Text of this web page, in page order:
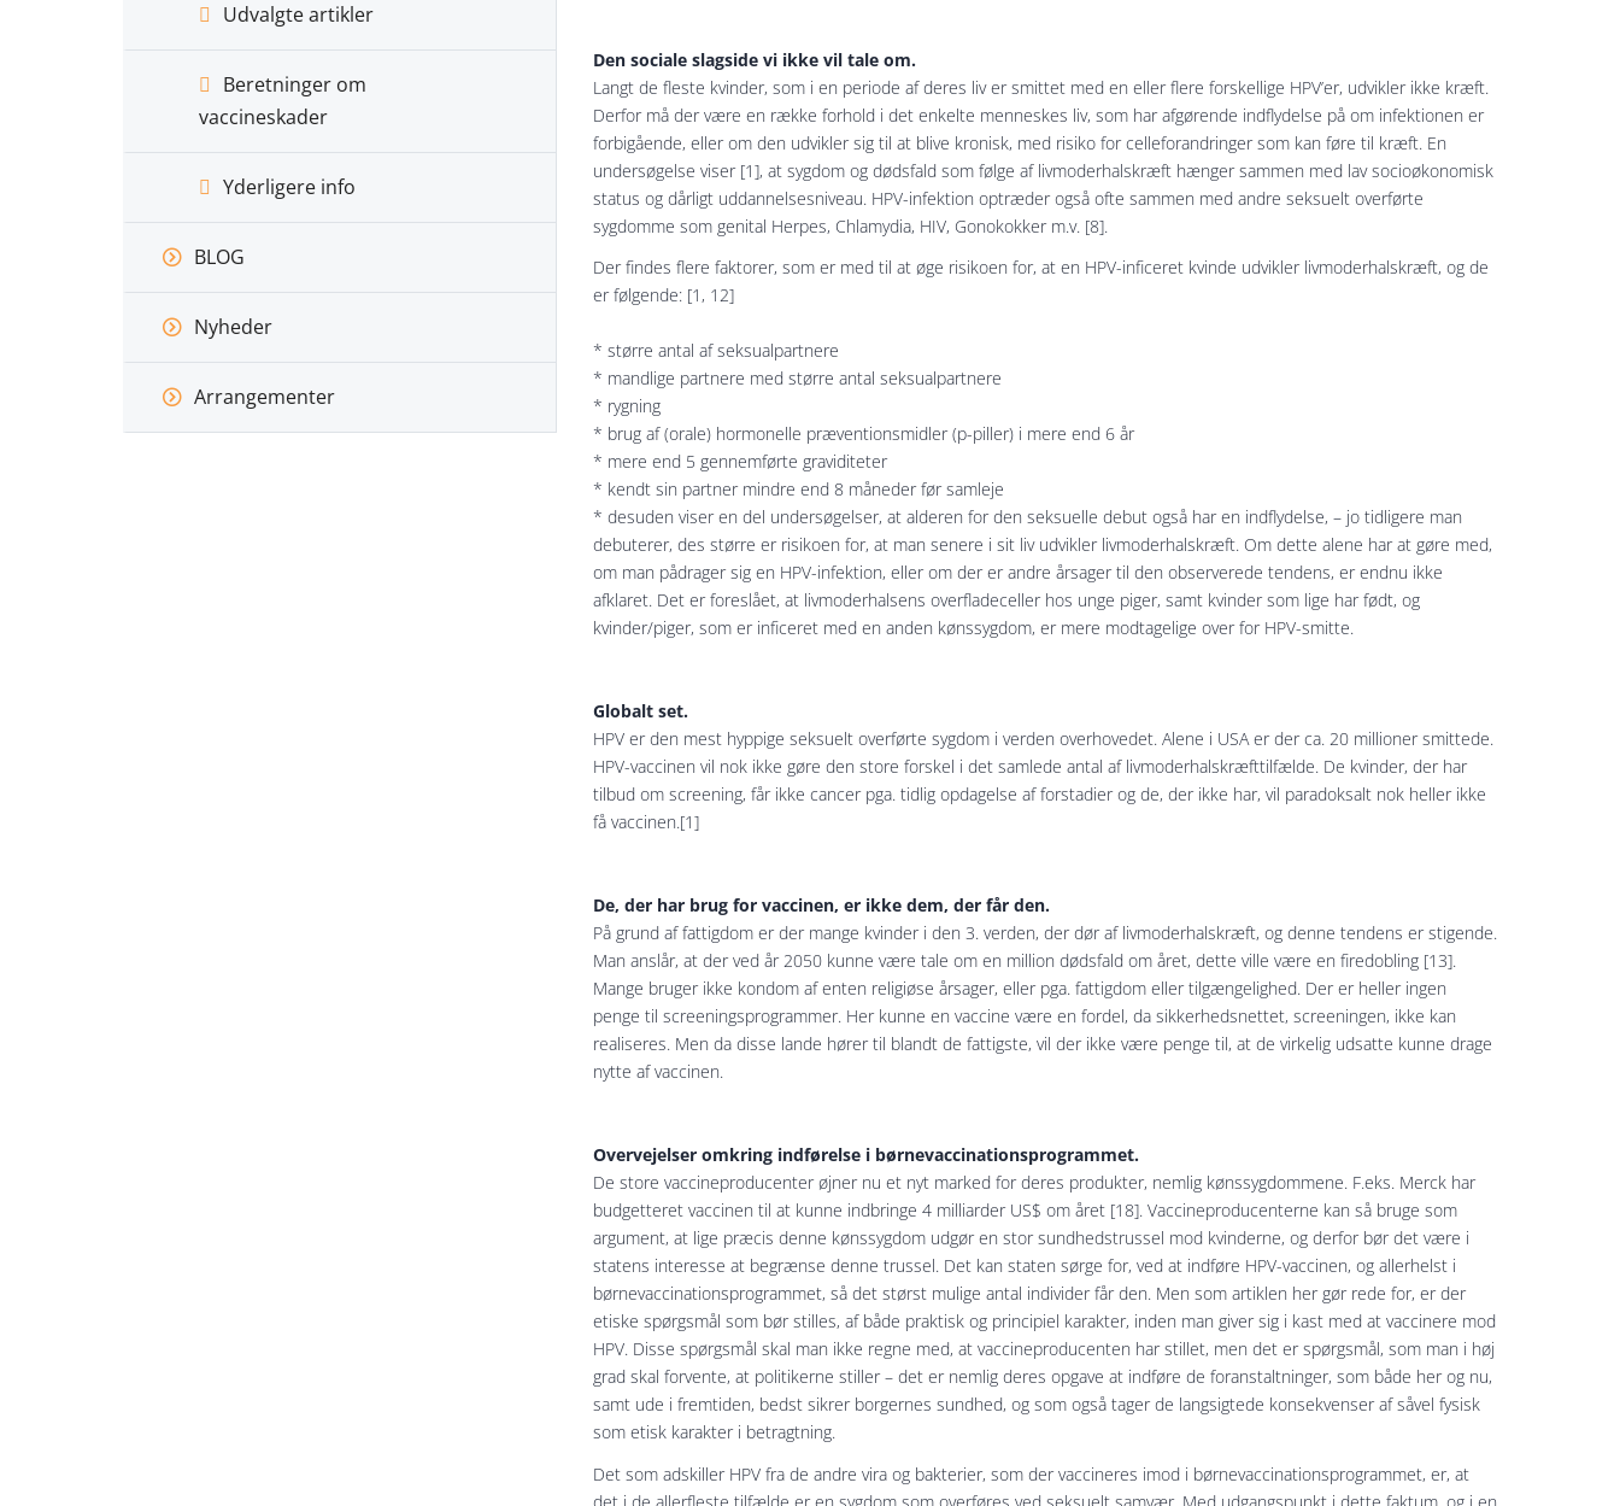
Udvalgte artikler
Beretninger om
vaccineskader
Yderligere info
BLOG
Nyheder
Arrangementer
Den sociale slagside vi ikke vil tale om.
Langt de fleste kvinder, som i en periode af deres liv er smittet med en eller flere forskellige HPV’er, udvikler ikke kræft.
Derfor må der være en række forhold i det enkelte menneskes liv, som har afgørende indflydelse på om infektionen er
forbigående, eller om den udvikler sig til at blive kronisk, med risiko for celleforandringer som kan føre til kræft. En
undersøgelse viser [1], at sygdom og dødsfald som følge af livmoderhalskræft hænger sammen med lav socioøkonomisk
status og dårligt uddannelsesniveau. HPV-infektion optræder også ofte sammen med andre seksuelt overførte
sygdomme som genital Herpes, Chlamydia, HIV, Gonokokker m.v. [8].
Der findes flere faktorer, som er med til at øge risikoen for, at en HPV-inficeret kvinde udvikler livmoderhalskræft, og de
er følgende: [1, 12]
* større antal af seksualpartnere
* mandlige partnere med større antal seksualpartnere
* rygning
* brug af (orale) hormonelle præventionsmidler (p-piller) i mere end 6 år
* mere end 5 gennemførte graviditeter
* kendt sin partner mindre end 8 måneder før samleje
* desuden viser en del undersøgelser, at alderen for den seksuelle debut også har en indflydelse, – jo tidligere man
debuterer, des større er risikoen for, at man senere i sit liv udvikler livmoderhalskræft. Om dette alene har at gøre med,
om man pådrager sig en HPV-infektion, eller om der er andre årsager til den observerede tendens, er endnu ikke
afklaret. Det er foreslået, at livmoderhalsens overfladeceller hos unge piger, samt kvinder som lige har født, og
kvinder/piger, som er inficeret med en anden kønssygdom, er mere modtagelige over for HPV-smitte.
Globalt set.
HPV er den mest hyppige seksuelt overførte sygdom i verden overhovedet. Alene i USA er der ca. 20 millioner smittede.
HPV-vaccinen vil nok ikke gøre den store forskel i det samlede antal af livmoderhalskræfttilfælde. De kvinder, der har
tilbud om screening, får ikke cancer pga. tidlig opdagelse af forstadier og de, der ikke har, vil paradoksalt nok heller ikke
få vaccinen.[1]
De, der har brug for vaccinen, er ikke dem, der får den.
På grund af fattigdom er der mange kvinder i den 3. verden, der dør af livmoderhalskræft, og denne tendens er stigende.
Man anslår, at der ved år 2050 kunne være tale om en million dødsfald om året, dette ville være en firedobling [13].
Mange bruger ikke kondom af enten religiøse årsager, eller pga. fattigdom eller tilgængelighed. Der er heller ingen
penge til screeningsprogrammer. Her kunne en vaccine være en fordel, da sikkerhedsnettet, screeningen, ikke kan
realiseres. Men da disse lande hører til blandt de fattigste, vil der ikke være penge til, at de virkelig udsatte kunne drage
nytte af vaccinen.
Overvejelser omkring indførelse i børnevaccinationsprogrammet.
De store vaccineproducenter øjner nu et nyt marked for deres produkter, nemlig kønssygdommene. F.eks. Merck har
budgetteret vaccinen til at kunne indbringe 4 milliarder US$ om året [18]. Vaccineproducenterne kan så bruge som
argument, at lige præcis denne kønssygdom udgør en stor sundhedstrussel mod kvinderne, og derfor bør det være i
statens interesse at begrænse denne trussel. Det kan staten sørge for, ved at indføre HPV-vaccinen, og allerhelst i
børnevaccinationsprogrammet, så det størst mulige antal individer får den. Men som artiklen her gør rede for, er der
etiske spørgsmål som bør stilles, af både praktisk og principiel karakter, inden man giver sig i kast med at vaccinere mod
HPV. Disse spørgsmål skal man ikke regne med, at vaccineproducenten har stillet, men det er spørgsmål, som man i høj
grad skal forvente, at politikerne stiller – det er nemlig deres opgave at indføre de foranstaltninger, som både her og nu,
samt ude i fremtiden, bedst sikrer borgernes sundhed, og som også tager de langsigtede konsekvenser af såvel fysisk
som etisk karakter i betragtning.
Det som adskiller HPV fra de andre vira og bakterier, som der vaccineres imod i børnevaccinationsprogrammet, er, at
det i de allerfleste tilfælde er en sygdom som overføres ved seksuelt samvær. Med udgangspunkt i dette faktum, og i en